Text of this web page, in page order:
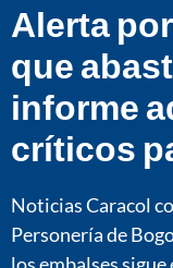
Alerta
que
informe
críticos
Noticias Caracol
Personería de
los embalses